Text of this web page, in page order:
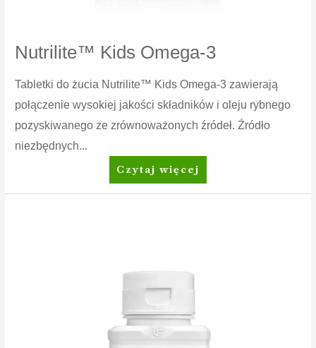
Nutrilite™ Kids Omega-3
Tabletki do żucia Nutrilite™ Kids Omega-3 zawierają
połączenie wysokiej jakości składników i oleju rybnego
pozyskiwanego ze zrównoważonych źródeł. Źródło
niezbędnych...
Nutrilite™
Kids
Czytaj więcej